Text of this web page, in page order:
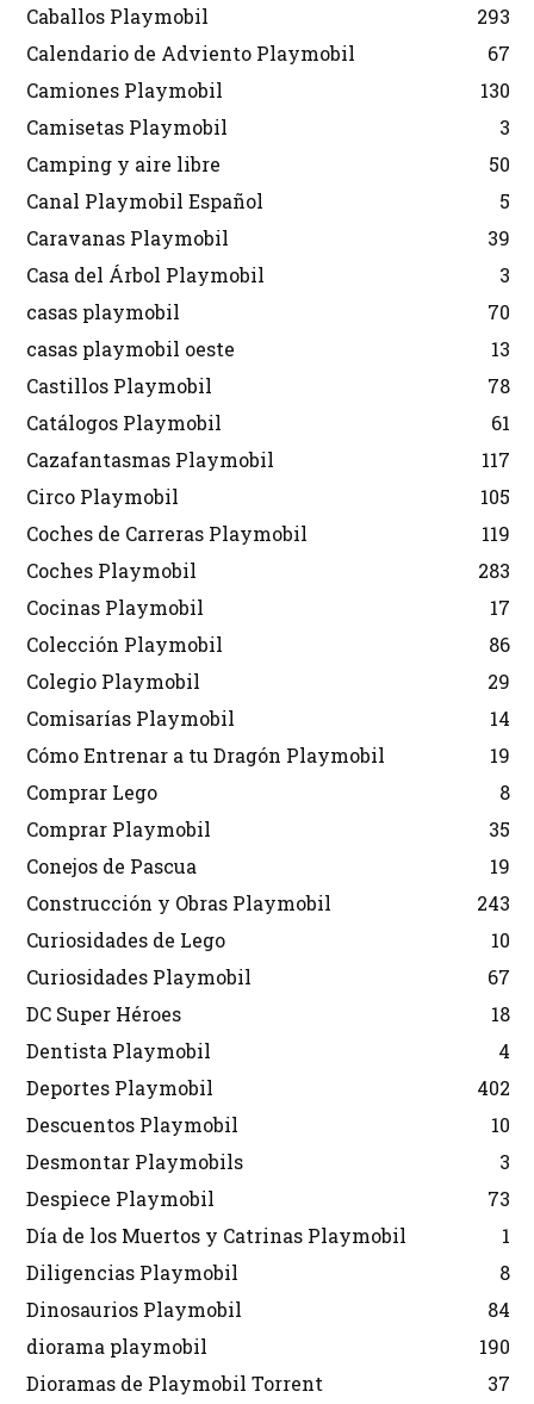
Caballos Playmobil
293
Calendario de Adviento Playmobil
67
Camiones Playmobil
130
Camisetas Playmobil
3
Camping y aire libre
50
Canal Playmobil Español
5
Caravanas Playmobil
39
Casa del Árbol Playmobil
3
casas playmobil
70
casas playmobil oeste
13
Castillos Playmobil
78
Catálogos Playmobil
61
Cazafantasmas Playmobil
117
Circo Playmobil
105
Coches de Carreras Playmobil
119
Coches Playmobil
283
Cocinas Playmobil
17
Colección Playmobil
86
Colegio Playmobil
29
Comisarías Playmobil
14
Cómo Entrenar a tu Dragón Playmobil
19
Comprar Lego
8
Comprar Playmobil
35
Conejos de Pascua
19
Construcción y Obras Playmobil
243
Curiosidades de Lego
10
Curiosidades Playmobil
67
DC Super Héroes
18
Dentista Playmobil
4
Deportes Playmobil
402
Descuentos Playmobil
10
Desmontar Playmobils
3
Despiece Playmobil
73
Día de los Muertos y Catrinas Playmobil
1
Diligencias Playmobil
8
Dinosaurios Playmobil
84
diorama playmobil
190
Dioramas de Playmobil Torrent
37